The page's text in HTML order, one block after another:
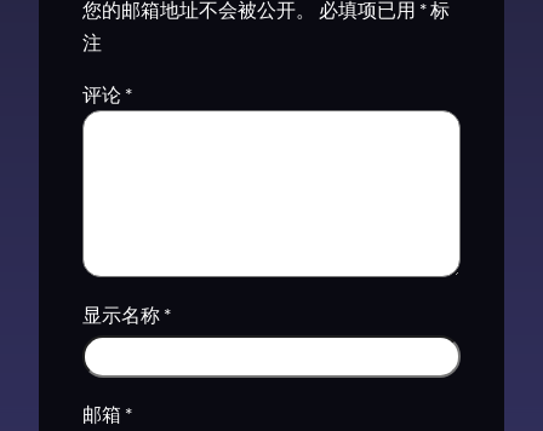
您的邮箱地址不会被公开。 必填项已用 *标
注
评论 *
显示名称 *
邮箱 *